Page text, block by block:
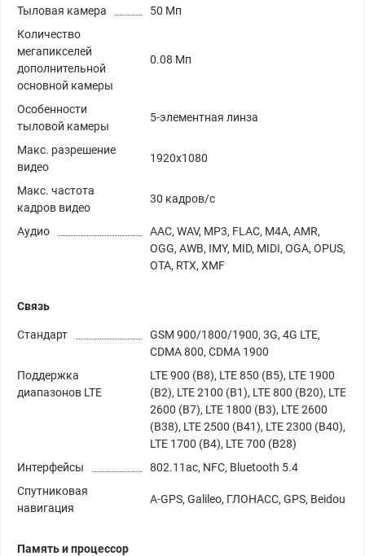
Тыловая камера
50 Мп
Количество
мегапикселей
дополнительной
основной камеры
0.08 Мп
Особенности
тыловой камеры
5-элементная линза
Макс. разрешение
видео
1920х1080
Макс. частота
кадров видео
30 кадров/с
Аудио
AAC, WAV, MP3, FLAC, M4A, AMR,
OGG, AWB, IMY, MID, MIDI, OGA, OPUS,
OTA, RTX, XMF
Связь
Стандарт
GSM 900/1800/1900, 3G, 4G LTE,
CDMA 800, CDMA 1900
Поддержка
диапазонов LTE
LTE 900 (B8), LTE 850 (B5), LTE 1900
(B2), LTE 2100 (B1), LTE 800 (B20), LTE
2600 (B7), LTE 1800 (B3), LTE 2600
(B38), LTE 2500 (B41), LTE 2300 (B40),
LTE 1700 (B4), LTE 700 (B28)
Интерфейсы
802.11ac, NFC, Bluetooth 5.4
Спутниковая
навигация
A-GPS, Galileo, ГЛОНАСС, GPS, Beidou
Память и процессор